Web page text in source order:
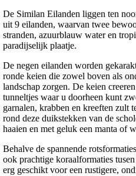
De Similan Eilanden liggen ten
uit 9 eilanden, waarvan twee
stranden, azuurblauw water en
paradijselijk plaatje.
De negen eilanden worden
ronde keien die zowel boven als
landschap zorgen. De keien
tunneltjes waar u doorheen kunt
garnalen, krabben en kreeften zult
rond deze duikstekken van de
haaien en met geluk een manta of
Behalve de spannende
ook prachtige koraalformaties
erg geschikt voor een rustigere,